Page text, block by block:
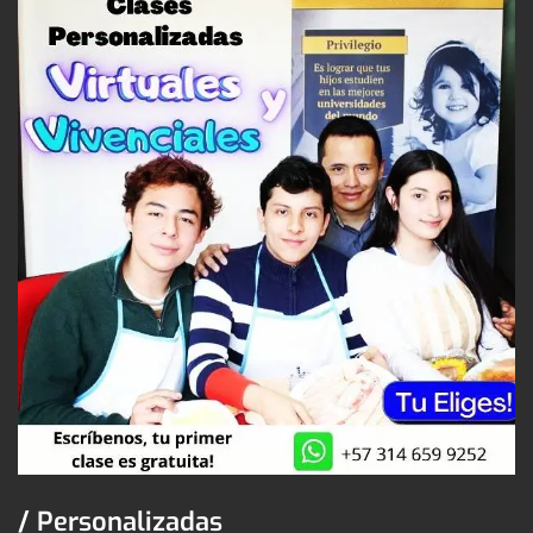
/ Personalizadas